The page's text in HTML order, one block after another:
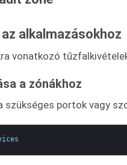
alkalmazásokhoz
vonatkozó
a zónákhoz
szükséges portok vagy